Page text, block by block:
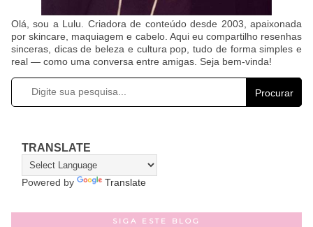
Olá, sou a Lulu. Criadora de conteúdo desde 2003, apaixonada
por skincare, maquiagem e cabelo. Aqui eu compartilho resenhas
sinceras, dicas de beleza e cultura pop, tudo de forma simples e
real — como uma conversa entre amigas. Seja bem-vinda!
Procurar
TRANSLATE
Powered by Translate
SIGA ESTE BLOG